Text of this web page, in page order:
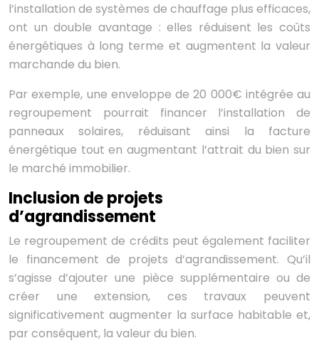
l’installation de systèmes de chauffage plus efficaces,
ont un double avantage : elles réduisent les coûts
énergétiques à long terme et augmentent la valeur
marchande du bien.
Par exemple, une enveloppe de 20 000€ intégrée au
regroupement pourrait financer l’installation de
panneaux solaires, réduisant ainsi la facture
énergétique tout en augmentant l’attrait du bien sur
le marché immobilier.
Inclusion de projets
d’agrandissement
Le regroupement de crédits peut également faciliter
le financement de projets d’agrandissement. Qu’il
s’agisse d’ajouter une pièce supplémentaire ou de
créer une extension, ces travaux peuvent
significativement augmenter la surface habitable et,
par conséquent, la valeur du bien.